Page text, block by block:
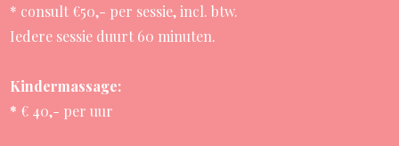
* consult €50,- per sessie, incl. btw.
Iedere sessie duurt 60 minuten.
Kindermassage:
* € 40,- per uur